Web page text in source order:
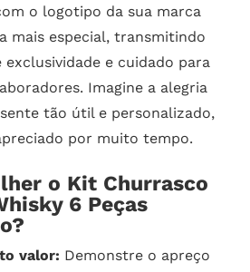
o logotipo da sua marca
mais especial, transmitindo
exclusividade e cuidado para
Imagine a alegria
tão útil e personalizado,
por muito tempo.
o Kit Churrasco
6 Peças
valor: Demonstre o apreço